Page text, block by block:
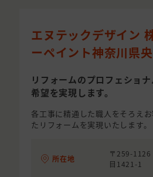
エヌテックデザイン
ーペイント神奈川県央
リフォームのプロフェショ
希望を実現します。
各工事に精通した職人をそろえ
たリフォームを実現いたします。
所在地
〒259-1126
目1421-1